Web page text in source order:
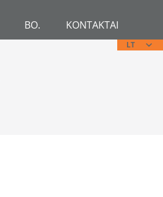
BO. KONTAKTAI
LT